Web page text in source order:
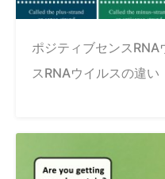
ポジティブセンス
スRNAウイルスの違い